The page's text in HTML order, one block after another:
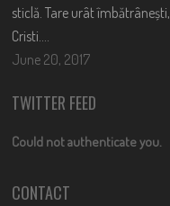
sticlă. Tare urât îmbătrânești,
Cristi….
June 20, 2017
TWITTER FEED
Could not authenticate you.
CONTACT